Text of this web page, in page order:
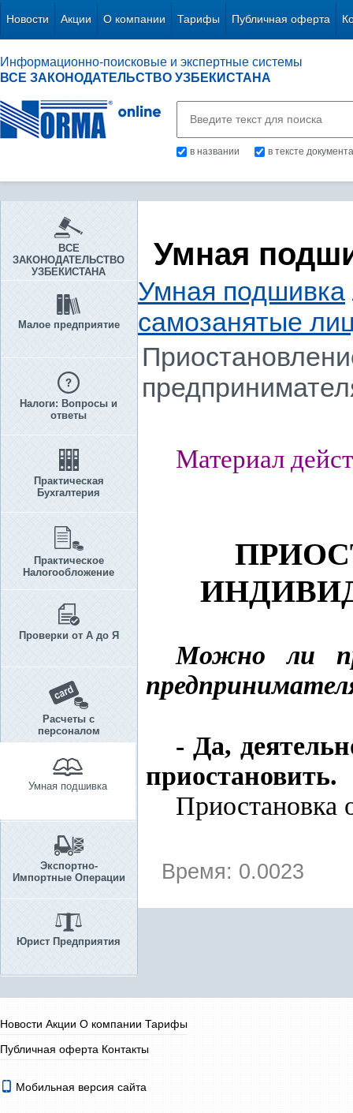
Новости Акции О компании Тарифы Публичная оферта
Информационно-поисковые и экспертные системы
ВСЕ ЗАКОНОДАТЕЛЬСТВО УЗБЕКИСТАНА
в названии в тексте документа
ВСЕ
ЗАКОНОДАТЕЛЬСТВО
УЗБЕКИСТАНА
Малое предприятие
Налоги: Вопросы и
ответы
Практическая
Бухгалтерия
Практическое
Налогообложение
Проверки от А до Я
Расчеты с
персоналом
Умная подшивка
Экспортно-
Импортные Операции
Юрист Предприятия
Умная
Умная подшивка
самозанятые
Материал
Можно ли
- Да,
приостановить.
Приостановка
Время: 0.0023
Новости Акции О компании Тарифы
Публичная оферта Контакты
Мобильная версия сайта